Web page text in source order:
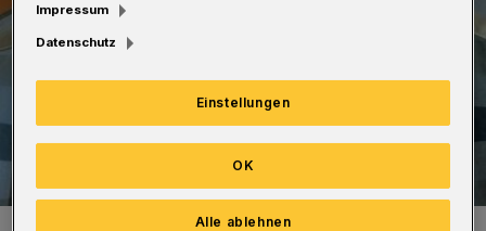
Impressum
Datenschutz
Einstellungen
Alle ablehnen
OK